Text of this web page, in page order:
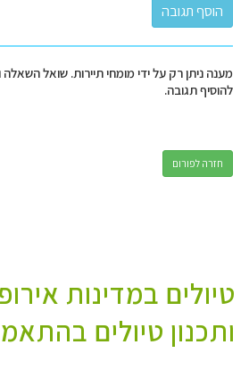
מענה ניתן רק על ידי מומחי תיירות. שואל
להוסיף תגובה.
חזרה לפורום
טיולים במדינות
ותכנון טיולים